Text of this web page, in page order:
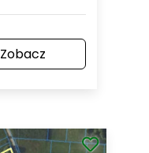
Zobacz